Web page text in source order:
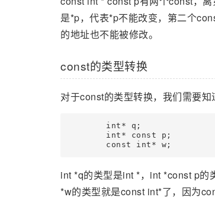
是*p，代表*p不能改变，第二个
的地址也不能被修改。
const的类型转换
对于const的类型转换，我们需要
	const int* w;
int *q的类型是int *，int *const p的
*w的类型就是const int*了，因为